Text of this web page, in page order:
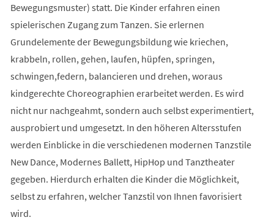
Bewegungsmuster) statt. Die Kinder erfahren einen
spielerischen Zugang zum Tanzen. Sie erlernen
Grundelemente der Bewegungsbildung wie kriechen,
krabbeln, rollen, gehen, laufen, hüpfen, springen,
schwingen,federn, balancieren und drehen, woraus
kindgerechte Choreographien erarbeitet werden. Es wird
nicht nur nachgeahmt, sondern auch selbst experimentiert,
ausprobiert und umgesetzt. In den höheren Altersstufen
werden Einblicke in die verschiedenen modernen Tanzstile
New Dance, Modernes Ballett, HipHop und Tanztheater
gegeben. Hierdurch erhalten die Kinder die Möglichkeit,
selbst zu erfahren, welcher Tanzstil von Ihnen favorisiert
wird.